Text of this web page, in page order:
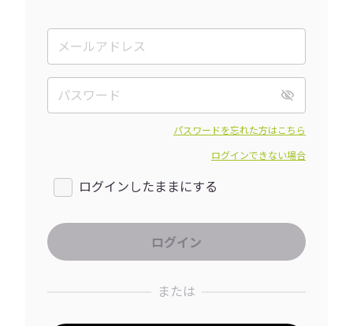
パスワードを忘れた方はこちら
ログインできない場合
ログインしたままにする
または